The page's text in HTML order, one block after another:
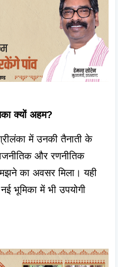
क्यों अहम?
में उनकी तैनाती के
और रणनीतिक
का अवसर मिला। यही
भूमिका में भी उपयोगी